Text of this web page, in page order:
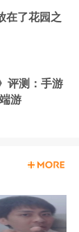
在了花园之
评测：手游
游